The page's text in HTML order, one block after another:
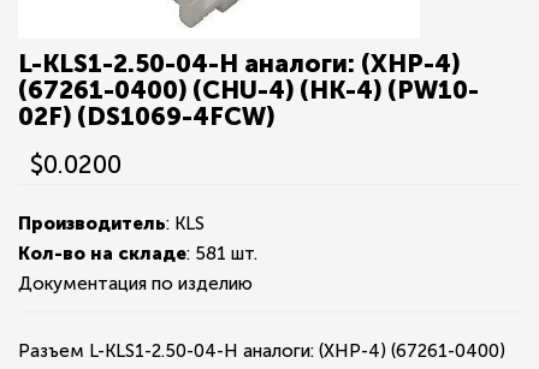
L-KLS1-2.50-04-H аналоги: (XHP-4)
(67261-0400) (CHU-4) (HK-4) (PW10-
02F) (DS1069-4FCW)
$0.0200
Производитель: KLS
Кол-во на складе: 581 шт.
Документация по изделию
Разъем L-KLS1-2.50-04-H аналоги: (XHP-4) (67261-0400)